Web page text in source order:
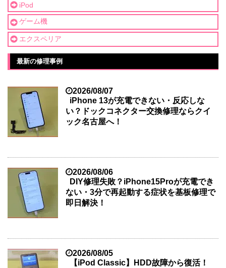
iPod
ゲーム機
エクスペリア
最新の修理事例
2026/08/07
iPhone 13が充電できない・反応しな
い？ドックコネクター交換修理ならクイ
ック名古屋へ！
2026/08/06
DIY修理失敗？iPhone15Proが充電でき
ない・3分で再起動する症状を基板修理で
即日解決！
2026/08/05
【iPod Classic】HDD故障から復活！